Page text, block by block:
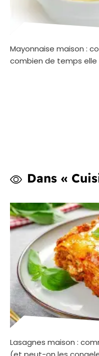
Mayonnaise maison :
combien de temps elle
Dans «
Lasagnes maison :